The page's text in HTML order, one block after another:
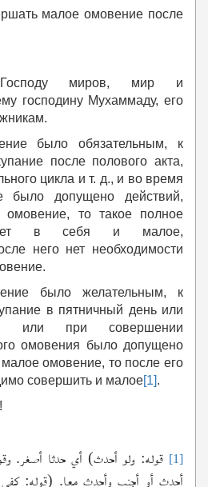
малое омовение после
миров, мир и
господину Мухаммаду, его
было обязательным, к
после полового акта,
цикла и т. д., и во время
было допущено действий,
то такое полное
в себя и малое,
него нет необходимости
было желательным, к
в пятничный день или
или при совершении
омовения было допущено
омовение, то после его
совершить и малое[1].
[1]
قوله: ولو أحدث) أي حدثا أصغر.
أحدث أو أجنب وأحدث معا. (قوله: